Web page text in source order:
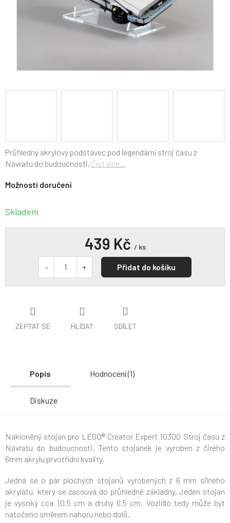
Skladem
Možnosti doručení
Průhledný akrylový podstavec pod legendární stroj času z
Návratu do budoucnosti. Číst více...
ZEPTAT SE HLÍDAT SDÍLET
439 Kč / ks
Přidat do košíku
Popis Hodnocení (1)
Diskuze
Nakloněný stojan pro LEGO® Creator Expert 10300 Stroj času z
Návratu do budoucnosti. Tento stojánek je vyroben z čirého
6mm akrylu prvotřídní kvality.
Jedná se o pár plochých stojanů vyrobených z 6 mm silného
akrylátu, který se zasouvá do průhledné základny. Jeden stojan
je vysoký cca 10,5 cm a druhý 6,5 cm. Vozidlo tedy může být
natočeno směrem nahoru nebo dolů.